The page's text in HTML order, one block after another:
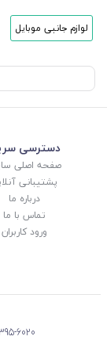
لوازم جانبی موبایل
دسترسی
صفحه اصلی
پشتیبانی
درباره ما
تماس با ما
ورود کاربران
6020